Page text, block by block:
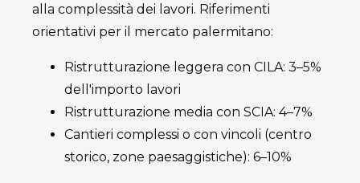
alla complessità dei lavori. Riferimenti
orientativi per il mercato palermitano:
Ristrutturazione leggera con CILA: 3–5%
dell'importo lavori
Ristrutturazione media con SCIA: 4–7%
Cantieri complessi o con vincoli (centro
storico, zone paesaggistiche): 6–10%